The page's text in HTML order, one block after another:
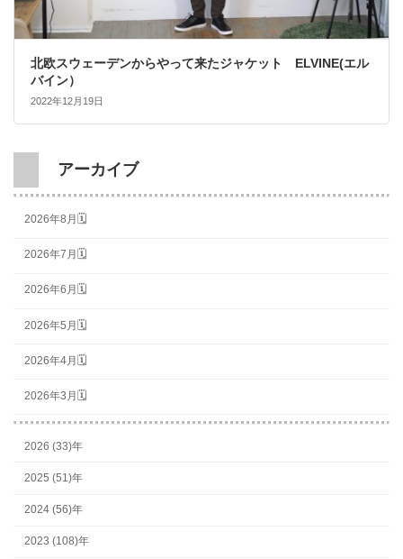
北欧スウェーデンからやって来たジャケット ELVINE(エル
バイン）
2022年12月19日
アーカイブ
2026年8月🗓
2026年7月🗓
2026年6月🗓
2026年5月🗓
2026年4月🗓
2026年3月🗓
2026 (33)年
2025 (51)年
2024 (56)年
2023 (108)年